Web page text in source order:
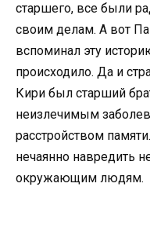
старшего, все были
своим делам. А вот
вспоминал эту
происходило. Да и
Кири был старший
неизлечимым
расстройством
нечаянно навредить
окружающим людям.